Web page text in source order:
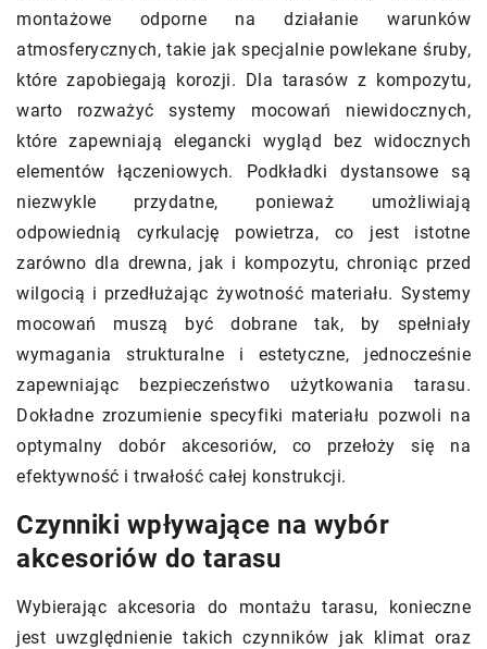
montażowe odporne na działanie warunków
atmosferycznych, takie jak specjalnie powlekane śruby,
które zapobiegają korozji. Dla tarasów z kompozytu,
warto rozważyć systemy mocowań niewidocznych,
które zapewniają elegancki wygląd bez widocznych
elementów łączeniowych. Podkładki dystansowe są
niezwykle przydatne, ponieważ umożliwiają
odpowiednią cyrkulację powietrza, co jest istotne
zarówno dla drewna, jak i kompozytu, chroniąc przed
wilgocią i przedłużając żywotność materiału. Systemy
mocowań muszą być dobrane tak, by spełniały
wymagania strukturalne i estetyczne, jednocześnie
zapewniając bezpieczeństwo użytkowania tarasu.
Dokładne zrozumienie specyfiki materiału pozwoli na
optymalny dobór akcesoriów, co przełoży się na
efektywność i trwałość całej konstrukcji.
Czynniki wpływające na wybór
akcesoriów do tarasu
Wybierając akcesoria do montażu tarasu, konieczne
jest uwzględnienie takich czynników jak klimat oraz